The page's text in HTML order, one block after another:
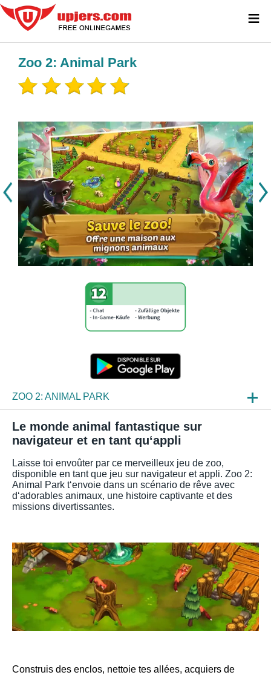
Zoo 2: Animal Park
ZOO 2: ANIMAL PARK
ACTU
APERÇUS JEU
FAQ
Le monde animal fantastique sur
navigateur et en tant qu‘appli
Laisse toi envoûter par ce merveilleux jeu de zoo,
disponible en tant que jeu sur navigateur et appli. Zoo 2:
Animal Park t‘envoie dans un scénario de rêve avec
d‘adorables animaux, une histoire captivante et des
missions divertissantes.
Construis des enclos, nettoie tes allées, acquiers de
≡